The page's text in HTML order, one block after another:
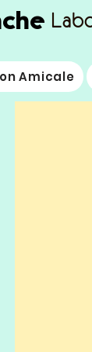
Amicale